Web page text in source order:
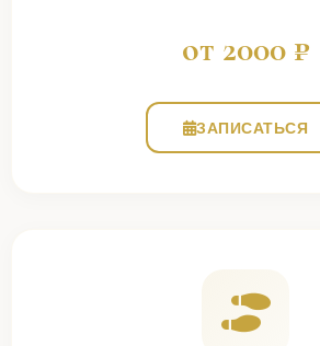
от 2000 ₽
ЗАПИСАТЬСЯ